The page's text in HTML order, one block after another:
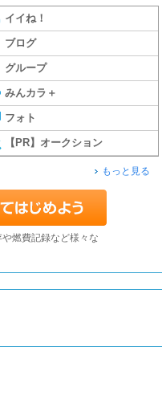
イイね！
ブログ
グループ
みんカラ＋
フォト
【PR】オークション
もっと見る
燃費記録など様々な